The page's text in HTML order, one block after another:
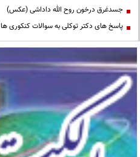
جسدغرق درخون روح الله داداشی (عکس)
پاسخ های دکتر توکلی به سوالات کنکوری ها